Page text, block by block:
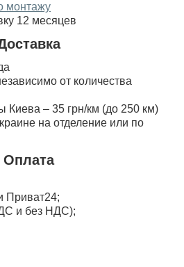
монтажу
12 месяцев
от количества
Киева – 35 грн/км (до 250 км)
на отделение или по
Оплата
Приват24;
и без НДС);